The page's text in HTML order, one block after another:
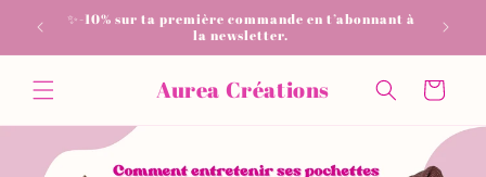
passer✨-10% sur ta première commande en t’abonnant à
la newsletter.
Aurea Créations Panier